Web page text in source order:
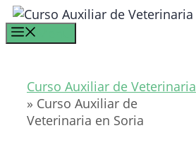
Saltar
al
contenido
Curso Auxiliar de Veterinaria
» Curso Auxiliar de
Veterinaria en Soria